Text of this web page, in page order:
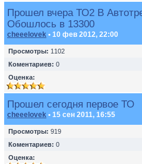
Прошел вчера ТО2 В
Обошлось в 13300
cheeelovek • 10 фев 2012, 22:00
Просмотры: 1102
Коментариев: 0
Оценка:
Прошел сегодня первое ТО
cheeelovek • 15 сен 2011, 16:55
Просмотры: 919
Коментариев: 0
Оценка: